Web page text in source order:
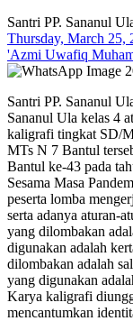
Santri PP. Sananul
Thursday, March 25,
'Azmi Uwafiq
Santri PP. Sananul
Sananul Ula kelas 4
kaligrafi tingkat SD/
MTs N 7 Bantul
Bantul ke-43 pada
Sesama Masa
peserta lomba
serta adanya aturan-
yang dilombakan
digunakan adalah
dilombakan adalah
yang digunakan
Karya kaligrafi
mencantumkan